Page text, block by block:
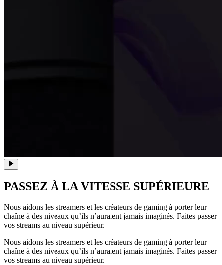
PASSEZ À LA VITESSE SUPÉRIEURE
Nous aidons les streamers et les créateurs de gaming à porter leur
chaîne à des niveaux qu’ils n’auraient jamais imaginés. Faites passer
vos streams au niveau supérieur.
Nous aidons les streamers et les créateurs de gaming à porter leur
chaîne à des niveaux qu’ils n’auraient jamais imaginés. Faites passer
vos streams au niveau supérieur.